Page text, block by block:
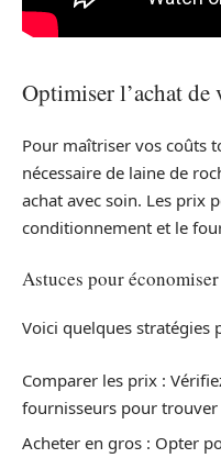
Optimiser l’achat de
Pour maîtriser vos coûts
nécessaire de laine de
achat avec soin. Les prix
conditionnement et le
Astuces pour économiser
Voici quelques stratégies
Comparer les prix :
fournisseurs pour
Acheter en gros : Opter